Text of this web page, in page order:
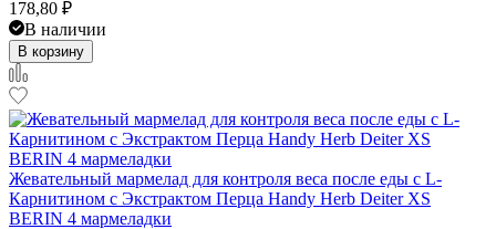
178,80 ₽
В наличии
В корзину
Жевательный мармелад для контроля веса после еды с L-
Карнитином с Экстрактом Перца Handy Herb Deiter XS
BERIN 4 мармеладки